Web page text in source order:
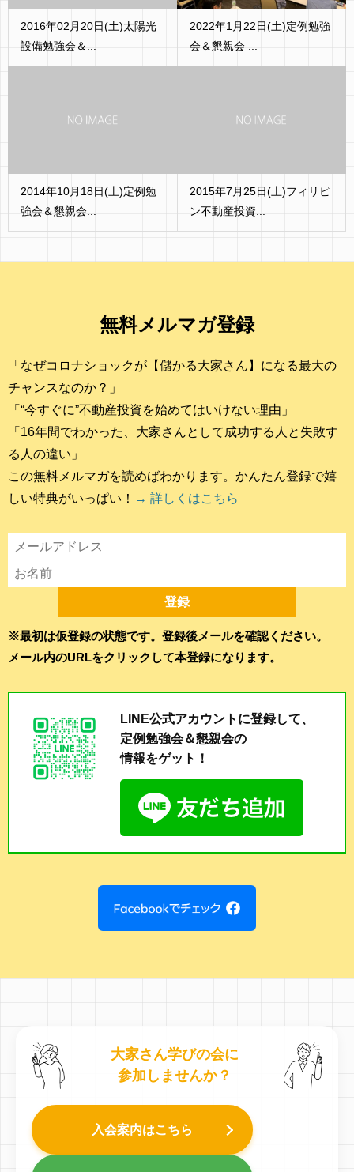
2016年02月20日(土)太陽光
設備勉強会＆...
2022年1月22日(土)定例勉強
会＆懇親会 ...
2014年10月18日(土)定例勉
強会＆懇親会...
2015年7月25日(土)フィリピ
ン不動産投資...
無料メルマガ登録
「なぜコロナショックが【儲かる大家さん】になる最大の
チャンスなのか？」
「“今すぐに”不動産投資を始めてはいけない理由」
「16年間でわかった、大家さんとして成功する人と失敗す
る人の違い」
この無料メルマガを読めばわかります。かんたん登録で嬉
しい特典がいっぱい！ → 詳しくはこちら
※最初は仮登録の状態です。登録後メールを確認ください。
メール内のURLをクリックして本登録になります。
LINE公式アカウントに登録して、
定例勉強会＆懇親会の
情報をゲット！
大家さん学びの会に
参加しませんか？
入会案内はこちら